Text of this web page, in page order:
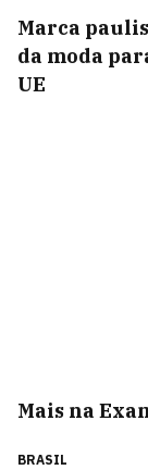
Marca
da moda
UE
Mais na
BRASIL